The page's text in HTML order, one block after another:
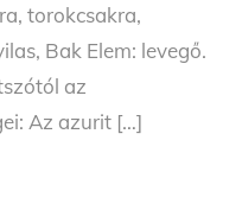
torokcsakra,
Bak Elem: levegő.
az
Az azurit […]